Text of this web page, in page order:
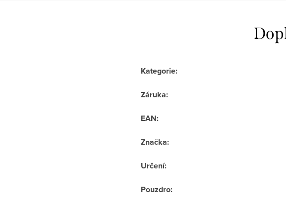
Kategorie:
Záruka:
EAN:
Značka:
Určení:
Pouzdro: